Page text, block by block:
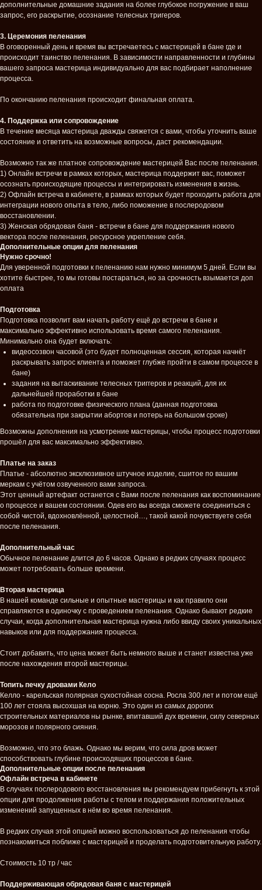
дополнительные домашние задания на более глубокое погружение в ваш
запрос, его раскрытие, осознание телесных тригеров.
3. Церемония пеленания
В оговоренный день и время вы встречаетесь с мастерицей в бане где и
происходит таинство пеленания. В зависимости направленности и глубины
вашего запроса мастерица индивидуально для вас подбирает наполнение
процесса.
По окончанию пеленания происходит финальная оплата.
4. Поддержка или сопровождение
В течение месяца мастерица дважды свяжется с вами, чтобы уточнить ваше
состояние и ответить на возможные вопросы, даст рекомендации.
Возможно так же платное сопровождение мастерицей Вас после пеленания.
1) Онлайн встречи в рамках которых, мастерица поддержит вас, поможет
осознать происходящие процессы и интегрировать изменения в жизнь.
2) Офлайн встреча в кабинете, в рамках которых будет проходить работа для
интеграции нового опыта в тело, либо поможение в послеродовом
восстановлении.
3) Женская обрядовая баня - встречи в бане для поддержания нового
вектора после пеленания, ресурсное укрепление себя.
Дополнительные опции для пеленания
Нужно срочно!
Для уверенной подготовки к пеленанию нам нужно минимум 5 дней. Если вы
хотите быстрее, то мы готовы постараться, но за срочность взымается доп
оплата
Подготовка
Подготовка позволит вам начать работу ещё до встречи в бане и
максимально эффективно использовать время самого пеленания.
Минимально она будет включать:
видеосозвон часовой (это будет полноценная сессия, которая начнёт
раскрывать запрос клиента и поможет глубже пройти в самом процессе в
бане)
задания на вытаскивание телесных триггеров и реакций, для их
дальнейшей проработки в бане
работа по подготовке физического плана (данная подготовка
обязательна при закрытии абортов и потерь на большом сроке)
Возможны дополнения на усмотрение мастерицы, чтобы процесс подготовки
прошёл для вас максимально эффективно.
Платье на заказ
Платье - абсолютно эксклюзивное штучное изделие, сшитое по вашим
меркам с учётом озвученного вами запроса.
Этот ценный артефакт останется с Вами после пеленания как воспоминание
о процессе и вашем состоянии. Одев его вы всегда сможете соединиться с
собой чистой, вдохновлённой, целостной…, такой какой почувствуете себя
после пеленания.
Дополнительный час
Обычное пеленание длится до 6 часов. Однако в редких случаях процесс
может потребовать больше времени.
Вторая мастерица
В нашей команде сильные и опытные мастерицы и как правило они
справляются в одиночку с проведением пеленания. Однако бывают редкие
случаи, когда дополнительная мастерица нужна либо ввиду своих уникальных
навыков или для поддержания процесса.
Стоит добавить, что цена может быть немного выше и станет известна уже
после нахождения второй мастерицы.
Топить печку дровами Кело
Келло - карельская полярная сухостойная сосна. Росла 300 лет и потом ещё
100 лет стояла высохшая на корню. Это один из самых дорогих
строительных материалов ны рынке, впитавший дух времени, силу северных
морозов и полярного сияния.
Возможно, что это блажь. Однако мы верим, что сила дров может
способствовать глубине происходящих процессов в бане.
Дополнительные опции после пеленания
Офлайн встреча в кабинете
В случаях послеродового восстановления мы рекомендуем прибегнуть к этой
опции для продолжения работы с телом и поддержания положительных
изменений запущенных в нём во время пеленания.
В редких случая этой опцией можно воспользоваться до пеленания чтобы
познакомиться поближе с мастерицей и проделать подготовительную работу.
Стоимость 10 тр / час
Поддерживающая обрядовая баня с мастерицей